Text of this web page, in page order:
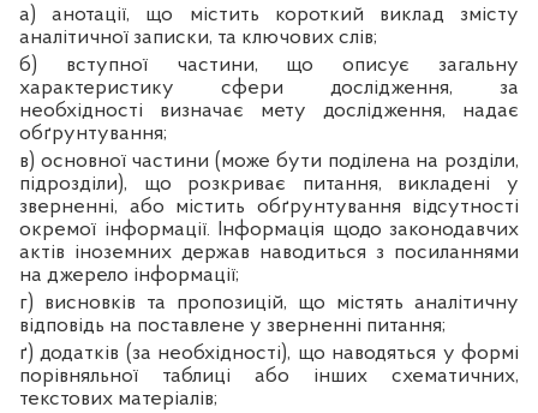
а) анотації, що містить короткий виклад змісту
аналітичної записки, та ключових слів;
б) вступної частини, що описує загальну
характеристику сфери дослідження, за
необхідності визначає мету дослідження, надає
обґрунтування;
в) основної частини (може бути поділена на розділи,
підрозділи), що розкриває питання, викладені у
зверненні, або містить обґрунтування відсутності
окремої інформації. Інформація щодо законодавчих
актів іноземних держав наводиться з посиланнями
на джерело інформації;
г) висновків та пропозицій, що містять аналітичну
відповідь на поставлене у зверненні питання;
ґ) додатків (за необхідності), що наводяться у формі
порівняльної таблиці або інших схематичних,
текстових матеріалів;